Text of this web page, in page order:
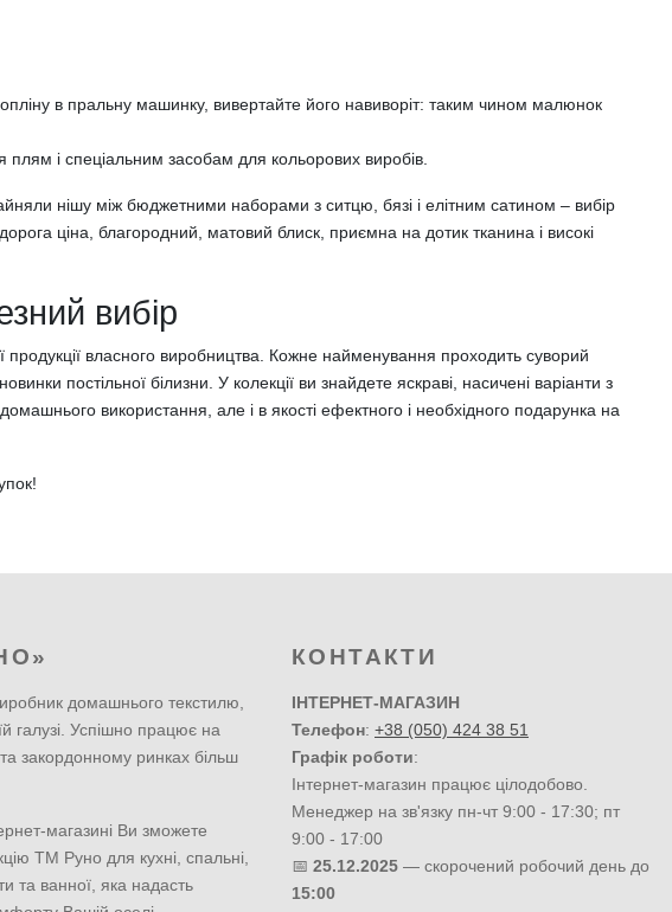
в пральну машинку, вивертайте його навиворіт: таким чином малюнок
і спеціальним засобам для кольорових виробів.
нішу між бюджетними наборами з ситцю, бязі і елітним сатином – вибір
ціна, благородний, матовий блиск, приємна на дотик тканина і високі
вибір
продукції власного виробництва. Кожне найменування проходить суворий
постільної білизни. У колекції ви знайдете яскраві, насичені варіанти з
використання, але і в якості ефектного і необхідного подарунка на
домашнього текстилю,
галузі. Успішно працює на
закордонному ринках більш
магазині Ви зможете
ТМ Руно для кухні, спальні,
та ванної, яка надасть
КОНТАКТИ
ІНТЕРНЕТ-МАГАЗИН
Телефон: +38 (050) 424 38 51
Графік роботи:
Інтернет-магазин працює цілодобово.
Менеджер на зв'язку пн-чт 9:00 - 17:30; пт
9:00 - 17:00
📅 25.12.2025 — скорочений робочий день до
15:00